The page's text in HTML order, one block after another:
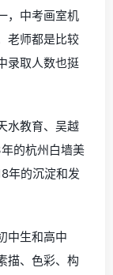
，中考画室机
老师都是比较
录取人数也挺
水教育、吴越
的杭州白墙美
年的沉淀和发
中生和高中
描、色彩、构